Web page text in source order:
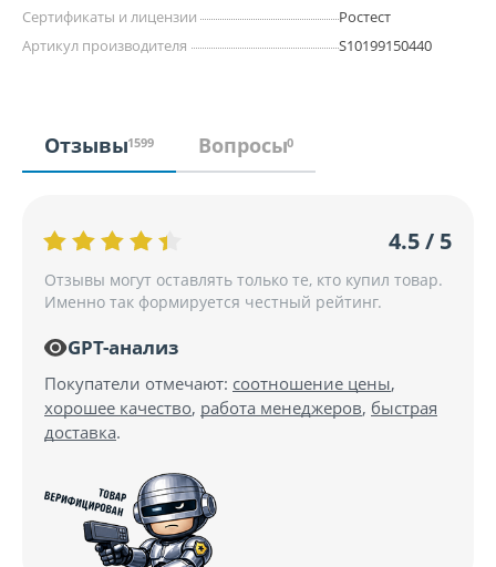
Сертификаты и лицензии
Ростест
Артикул производителя
S10199150440
Отзывы1599 Вопросы0
4.5 / 5
Отзывы могут оставлять только те, кто купил товар.
Именно так формируется честный рейтинг.
GPT-анализ
Покупатели отмечают: соотношение цены,
хорошее качество, работа менеджеров, быстрая
доставка.